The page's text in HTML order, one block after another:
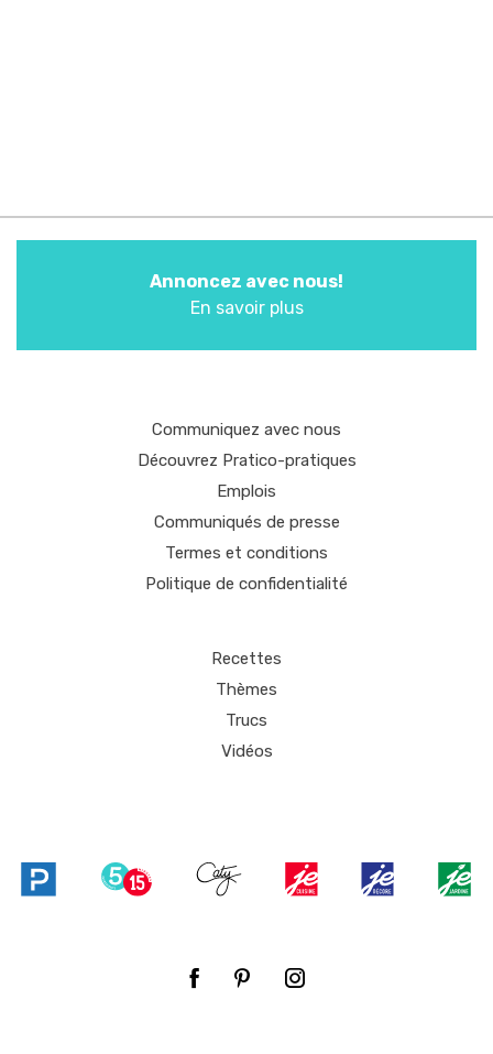
Annoncez avec nous!
En savoir plus
Communiquez avec nous
Découvrez Pratico-pratiques
Emplois
Communiqués de presse
Termes et conditions
Politique de confidentialité
Recettes
Thèmes
Trucs
Vidéos